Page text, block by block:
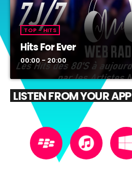
Big Bang Station
20:00 - 21:00
LISTEN FROM YOUR APP